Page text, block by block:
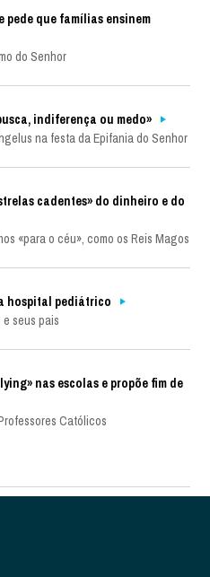
pede que famílias ensinem
do Senhor
indiferença ou medo»
na festa da Epifania do Senhor
cadentes» do dinheiro e do
«para o céu», como os Reis Magos
hospital pediátrico
seus pais
nas escolas e propõe fim de
Católicos